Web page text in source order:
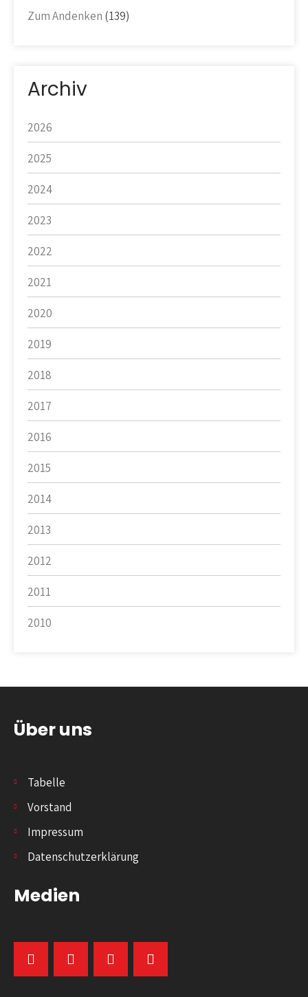
Zum Andenken (139)
Archiv
2026
2025
2024
2023
2022
2021
2020
2019
2018
2017
2016
2015
2014
2013
2012
2011
2010
Über uns
Tabelle
Vorstand
Impressum
Datenschutzerklärung
Medien